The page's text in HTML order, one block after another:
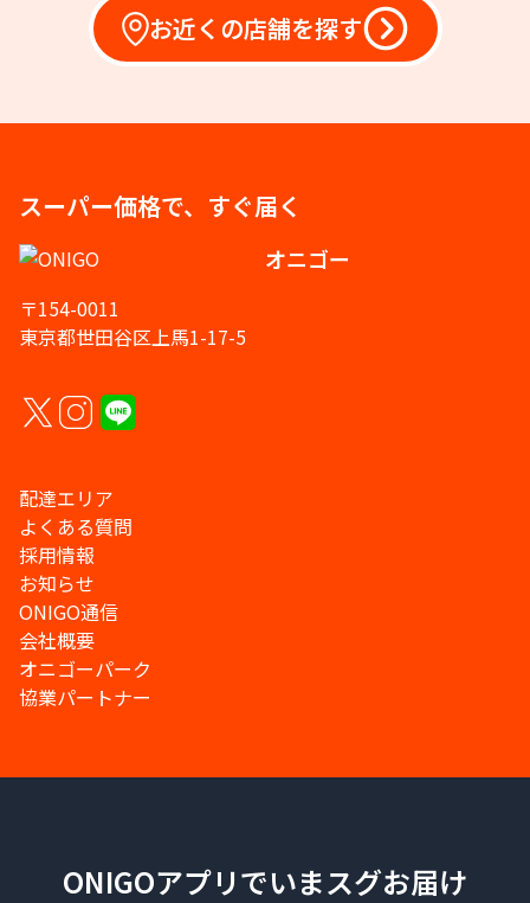
お近くの店舗を探す
スーパー価格で、すぐ届く
オニゴー
〒154-0011
東京都世田谷区上馬1-17-5
配達エリア
よくある質問
採用情報
お知らせ
ONIGO通信
会社概要
オニゴーパーク
協業パートナー
ONIGOアプリでいまスグお届け